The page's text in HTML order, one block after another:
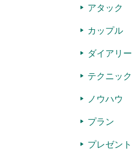
アタック
カップル
ダイアリー
テクニック
ノウハウ
プラン
プレゼント